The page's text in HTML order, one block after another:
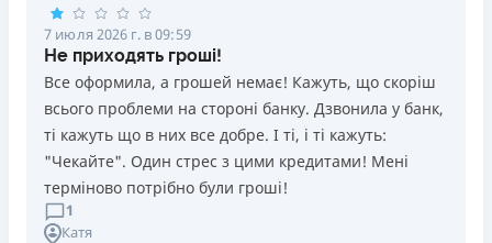
7 июля 2026 г. в 09:59
Не приходять гроші!
Все оформила, а грошей немає! Кажуть, що скоріш
всього проблеми на стороні банку. Дзвонила у банк,
ті кажуть що в них все добре. І ті, і ті кажуть:
"Чекайте". Один стрес з цими кредитами! Мені
терміново потрібно були гроші!
1
Катя